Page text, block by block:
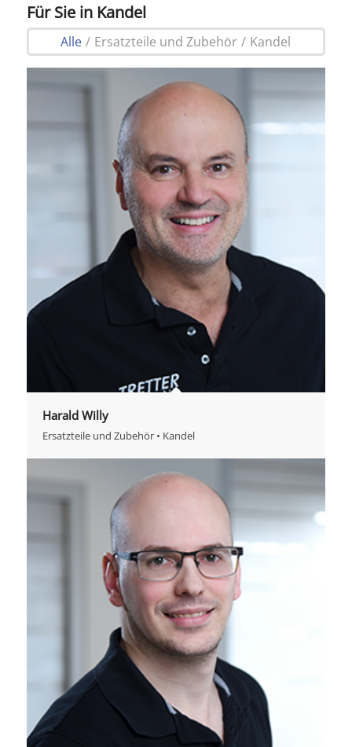
Für Sie in Kandel
Alle / Ersatzteile und Zubehör / Kandel
Harald Willy
Ersatzteile und Zubehör • Kandel